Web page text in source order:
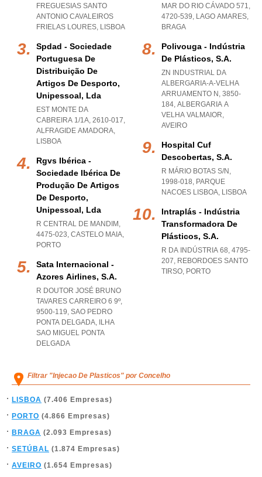
FREGUESIAS SANTO
ANTONIO CAVALEIROS
FRIELAS LOURES, LISBOA
Spdad - Sociedade
Portuguesa De
Distribuição De
Artigos De Desporto,
Unipessoal, Lda
EST MONTE DA
CABREIRA 1/1A, 2610-017,
ALFRAGIDE AMADORA,
LISBOA
Rgvs Ibérica -
Sociedade Ibérica De
Produção De Artigos
De Desporto,
Unipessoal, Lda
R CENTRAL DE MANDIM,
4475-023, CASTELO MAIA,
PORTO
Sata Internacional -
Azores Airlines, S.a.
R DOUTOR JOSÉ BRUNO
TAVARES CARREIRO 6 9º,
9500-119, SAO PEDRO
PONTA DELGADA, ILHA
SAO MIGUEL PONTA
DELGADA
MAR DO RIO CÁVADO 571,
4720-539, LAGO AMARES,
BRAGA
Polivouga - Indústria
De Plásticos, S.a.
ZN INDUSTRIAL DA
ALBERGARIA-A-VELHA
ARRUAMENTO N, 3850-
184, ALBERGARIA A
VELHA VALMAIOR,
AVEIRO
Hospital Cuf
Descobertas, S.a.
R MÁRIO BOTAS S/N,
1998-018, PARQUE
NACOES LISBOA, LISBOA
Intraplás - Indústria
Transformadora De
Plásticos, S.a.
R DA INDÚSTRIA 68, 4795-
207, REBORDOES SANTO
TIRSO, PORTO
Filtrar "Injecao De Plasticos" por Concelho
LISBOA (7.406 Empresas)
PORTO (4.866 Empresas)
BRAGA (2.093 Empresas)
SETÚBAL (1.874 Empresas)
AVEIRO (1.654 Empresas)